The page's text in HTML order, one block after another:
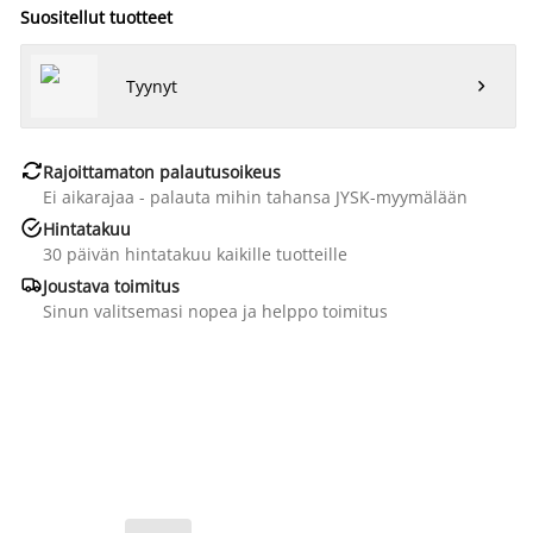
Suositellut tuotteet
Tyynyt 
Rajoittamaton palautusoikeus
Ei aikarajaa - palauta mihin tahansa JYSK-myymälään
Hintatakuu
30 päivän hintatakuu kaikille tuotteille
Joustava toimitus
Sinun valitsemasi nopea ja helppo toimitus